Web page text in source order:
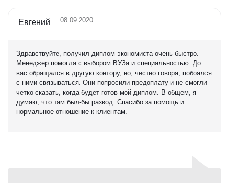
Евгений 08.09.2020
Здравствуйте, получил диплом экономиста очень быстро.
Менеджер помогла с выбором ВУЗа и специальностью. До
вас обращался в другую контору, но, честно говоря, побоялся
с ними связываться. Они попросили предоплату и не смогли
четко сказать, когда будет готов мой диплом. В общем, я
думаю, что там был-бы развод. Спасибо за помощь и
нормальное отношение к клиентам.